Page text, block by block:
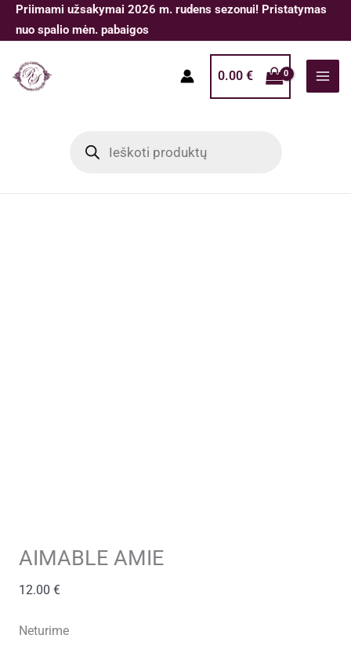
Pereiti
prie
Priimami užsakymai 2026 m. rudens sezonui! Pristatymas
nuo spalio mėn. pabaigos
0.00 €
search
AIMABLE AMIE
12.00 €
Neturime